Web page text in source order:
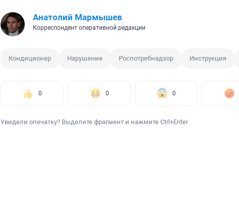
Анатолий Мармышев
Корреспондент оперативной редакции
Кондиционер Нарушение Роспотребнадзор Инструкция
0 0 0
Увидели опечатку? Выделите фрагмент и нажмите Ctrl+Enter